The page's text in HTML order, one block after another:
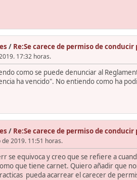
/ Re:Se carece de permiso de
17:32 horas.
como se puede denunciar al
ha vencido". No entiendo como ha
/ Re:Se carece de permiso de
2019. 11:51 horas.
se equivoca y creo que se refiere a
que tiene carnet. Quiero añadir que
pueda acarrear el carecer de